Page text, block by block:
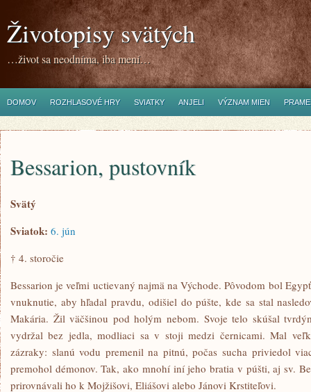
Životopisy svätých
…život sa neodníma, iba mení…
DOMOV ROZHLASOVÉ HRY SVIATKY ANJELI VÝZNAM MIEN
Bessarion, pustovník
Svätý
Sviatok: 6. jún
† 4. storočie
Bessarion je veľmi uctievaný najmä na Východe. Pôvodom bol
vnuknutie, aby hľadal pravdu, odišiel do púšte, kde sa stal
Makária. Žil väčšinou pod holým nebom. Svoje telo skúšal
vydržal bez jedla, modliaci sa v stoji medzi černicami. Mal
zázraky: slanú vodu premenil na pitnú, počas sucha priviedol
premohol démonov. Tak, ako mnohí iní jeho bratia v púšti, aj sv.
prirovnávali ho k Mojžišovi, Eliášovi alebo Jánovi Krstiteľovi.